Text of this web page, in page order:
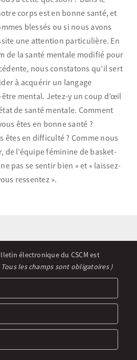
corps est en bonne santé, et
blessés ou si nous avons
une attention particulière. En
de la santé mentale modifié pour
nous constatons qu’il sert
à acquérir un langage
mental. Jetez-y un coup d’œil
de santé mentale. Comment
êtes en bonne santé ?
êtes en difficulté ? Comme nous
de l’équipe féminine de basket-
pas se sentir bien » et « laissez-
ressentez ».
électronique du CSCM est
Tous les champs sont obligatoires )